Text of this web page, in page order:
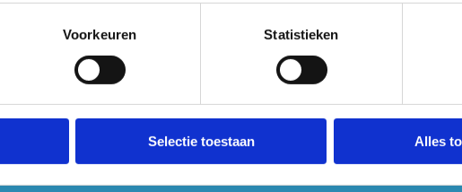
Voorkeuren Statistieken
Selectie toestaan Alles
de weg naar onze centra vinden. Daarom genieten G-sporters bijna
Disability Cardof een voor te leggen.